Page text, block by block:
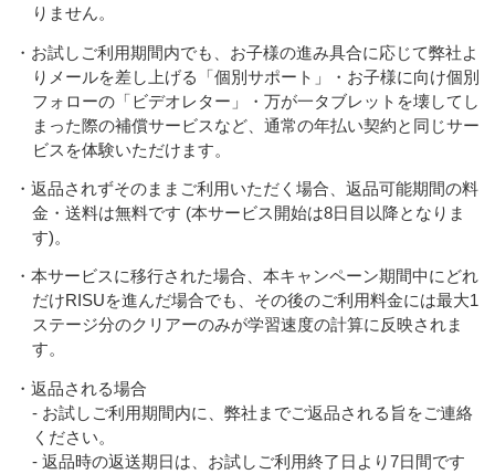
りません。
・お試しご利用期間内でも、お子様の進み具合に応じて弊社よ
りメールを差し上げる「個別サポート」・お子様に向け個別
フォローの「ビデオレター」・万が一タブレットを壊してし
まった際の補償サービスなど、通常の年払い契約と同じサー
ビスを体験いただけます。
・返品されずそのままご利用いただく場合、返品可能期間の料
金・送料は無料です (本サービス開始は8日目以降となりま
す)。
・本サービスに移行された場合、本キャンペーン期間中にどれ
だけRISUを進んだ場合でも、その後のご利用料金には最大1
ステージ分のクリアーのみが学習速度の計算に反映されま
す。
・返品される場合
- お試しご利用期間内に、弊社までご返品される旨をご連絡
ください。
- 返品時の返送期日は、お試しご利用終了日より7日間です